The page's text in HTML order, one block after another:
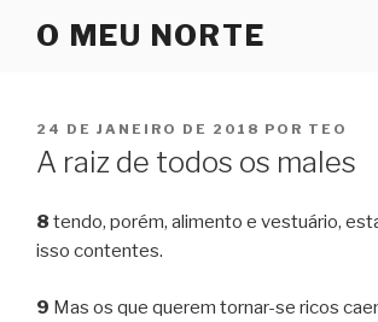
O MEU NORTE
PUBLICADO
EM
24 DE JANEIRO DE 2018 POR TEO
A raiz de todos os males
8 tendo, porém, alimento e vestuário,
isso contentes.
9 Mas os que querem tornar-se ricos